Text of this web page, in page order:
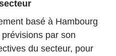
basé à Hambourg
par son
du secteur, pour